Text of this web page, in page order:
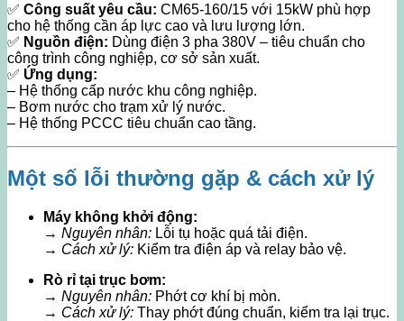
✅ Công suất yêu cầu: CM65-160/15 với 15kW phù hợp
cho hệ thống cần áp lực cao và lưu lượng lớn.
✅ Nguồn điện: Dùng điện 3 pha 380V – tiêu chuẩn cho
công trình công nghiệp, cơ sở sản xuất.
✅ Ứng dụng:
– Hệ thống cấp nước khu công nghiệp.
– Bơm nước cho trạm xử lý nước.
– Hệ thống PCCC tiêu chuẩn cao tầng.
Một số lỗi thường gặp & cách xử lý
Máy không khởi động:
→ Nguyên nhân: Lỗi tụ hoặc quá tải điện.
→ Cách xử lý: Kiểm tra điện áp và relay bảo vệ.
Rò rỉ tại trục bơm:
→ Nguyên nhân: Phớt cơ khí bị mòn.
→ Cách xử lý: Thay phớt đúng chuẩn, kiểm tra lại trục.